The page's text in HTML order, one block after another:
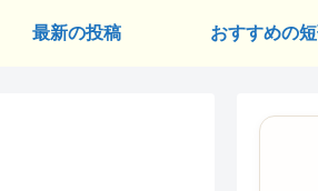
最新の投稿 おすすめの